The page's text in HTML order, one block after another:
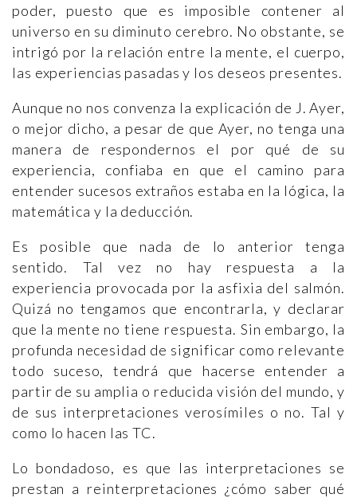
poder, puesto que es imposible contener al
universo en su diminuto cerebro. No obstante, se
intrigó por la relación entre la mente, el cuerpo,
las experiencias pasadas y los deseos presentes.
Aunque no nos convenza la explicación de J. Ayer,
o mejor dicho, a pesar de que Ayer, no tenga una
manera de respondernos el por qué de su
experiencia, confiaba en que el camino para
entender sucesos extraños estaba en la lógica, la
matemática y la deducción.
Es posible que nada de lo anterior tenga
sentido. Tal vez no hay respuesta a la
experiencia provocada por la asfixia del salmón.
Quizá no tengamos que encontrarla, y declarar
que la mente no tiene respuesta. Sin embargo, la
profunda necesidad de significar como relevante
todo suceso, tendrá que hacerse entender a
partir de su amplia o reducida visión del mundo, y
de sus interpretaciones verosímiles o no. Tal y
como lo hacen las TC.
Lo bondadoso, es que las interpretaciones se
prestan a reinterpretaciones ¿cómo saber qué